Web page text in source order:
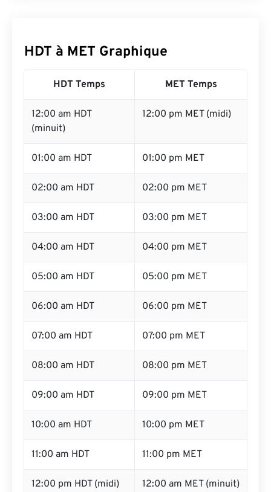
HDT à MET Graphique
HDT Temps MET Temps
12:00 am HDT
(minuit)
12:00 pm MET (midi)
01:00 am HDT 01:00 pm MET
02:00 am HDT 02:00 pm MET
03:00 am HDT 03:00 pm MET
04:00 am HDT 04:00 pm MET
05:00 am HDT 05:00 pm MET
06:00 am HDT 06:00 pm MET
07:00 am HDT 07:00 pm MET
08:00 am HDT 08:00 pm MET
09:00 am HDT 09:00 pm MET
10:00 am HDT 10:00 pm MET
11:00 am HDT 11:00 pm MET
12:00 pm HDT (midi) 12:00 am MET (minuit)